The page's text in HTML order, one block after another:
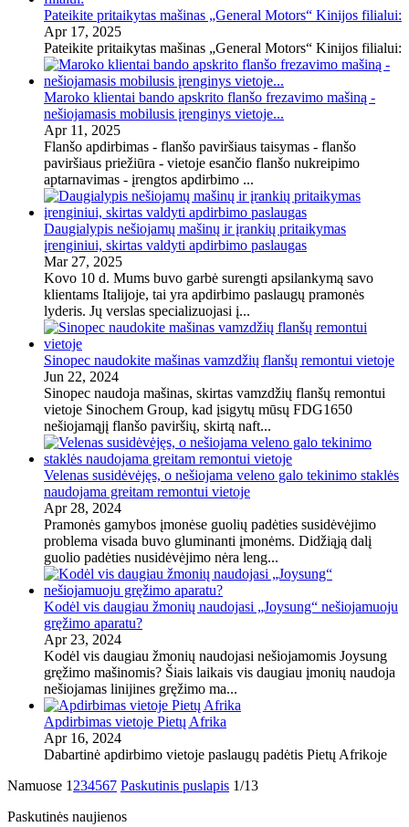
Pateikite pritaikytas mašinas „General Motors“ Kinijos filialui:
Apr 17, 2025
Pateikite pritaikytas mašinas „General Motors“ Kinijos filialui:
Maroko klientai bando apskrito flanšo frezavimo mašiną -
nešiojamasis mobilusis įrenginys vietoje...
Apr 11, 2025
Flanšo apdirbimas - flanšo paviršiaus taisymas - flanšo
paviršiaus priežiūra - vietoje esančio flanšo nukreipimo
aptarnavimas - įrengtos apdirbimo ...
Daugialypis nešiojamų mašinų ir įrankių pritaikymas
įrenginiui, skirtas valdyti apdirbimo paslaugas
Mar 27, 2025
Kovo 10 d. Mums buvo garbė surengti apsilankymą savo
klientams Italijoje, tai yra apdirbimo paslaugų pramonės
lyderis. Jų verslas specializuojasi į...
Sinopec naudokite mašinas vamzdžių flanšų remontui vietoje
Jun 22, 2024
Sinopec naudoja mašinas, skirtas vamzdžių flanšų remontui
vietoje Sinochem Group, kad įsigytų mūsų FDG1650
nešiojamąjį flanšo paviršių, skirtą naft...
Velenas susidėvėjęs, o nešiojama veleno galo tekinimo staklės
naudojama greitam remontui vietoje
Apr 28, 2024
Pramonės gamybos įmonėse guolių padėties susidėvėjimo
problema visada buvo gluminanti įmonėms. Didžiąją dalį
guolio padėties nusidėvėjimo nėra leng...
Kodėl vis daugiau žmonių naudojasi „Joysung“ nešiojamuoju
gręžimo aparatu?
Apr 23, 2024
Kodėl vis daugiau žmonių naudojasi nešiojamomis Joysung
gręžimo mašinomis? Šiais laikais vis daugiau įmonių naudoja
nešiojamas linijines gręžimo ma...
Apdirbimas vietoje Pietų Afrika
Apr 16, 2024
Dabartinė apdirbimo vietoje paslaugų padėtis Pietų Afrikoje
Namuose 1 234567 Paskutinis puslapis 1/13
Paskutinės naujienos